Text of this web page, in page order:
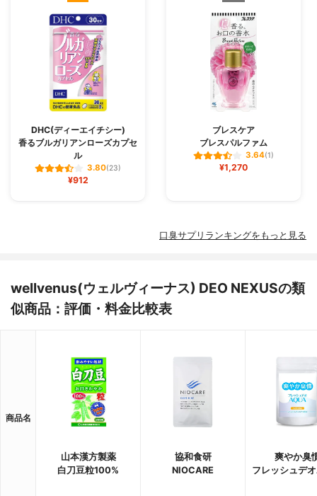
DHC(ディーエイチシー)
香るブルガリアンローズカプセ
ル
3.80(23)
¥912
ブレスケア
ブレスパルファム
3.64(1)
¥1,270
口臭サプリランキングをもっと見る
wellvenus(ウェルヴィーナス) DEO NEXUSの類
似商品：評価・料金比較表
商品名
山本漢方製薬
白刀豆粒100%
協和食研
NIOCARE
爽やか臭
フレッシュデ